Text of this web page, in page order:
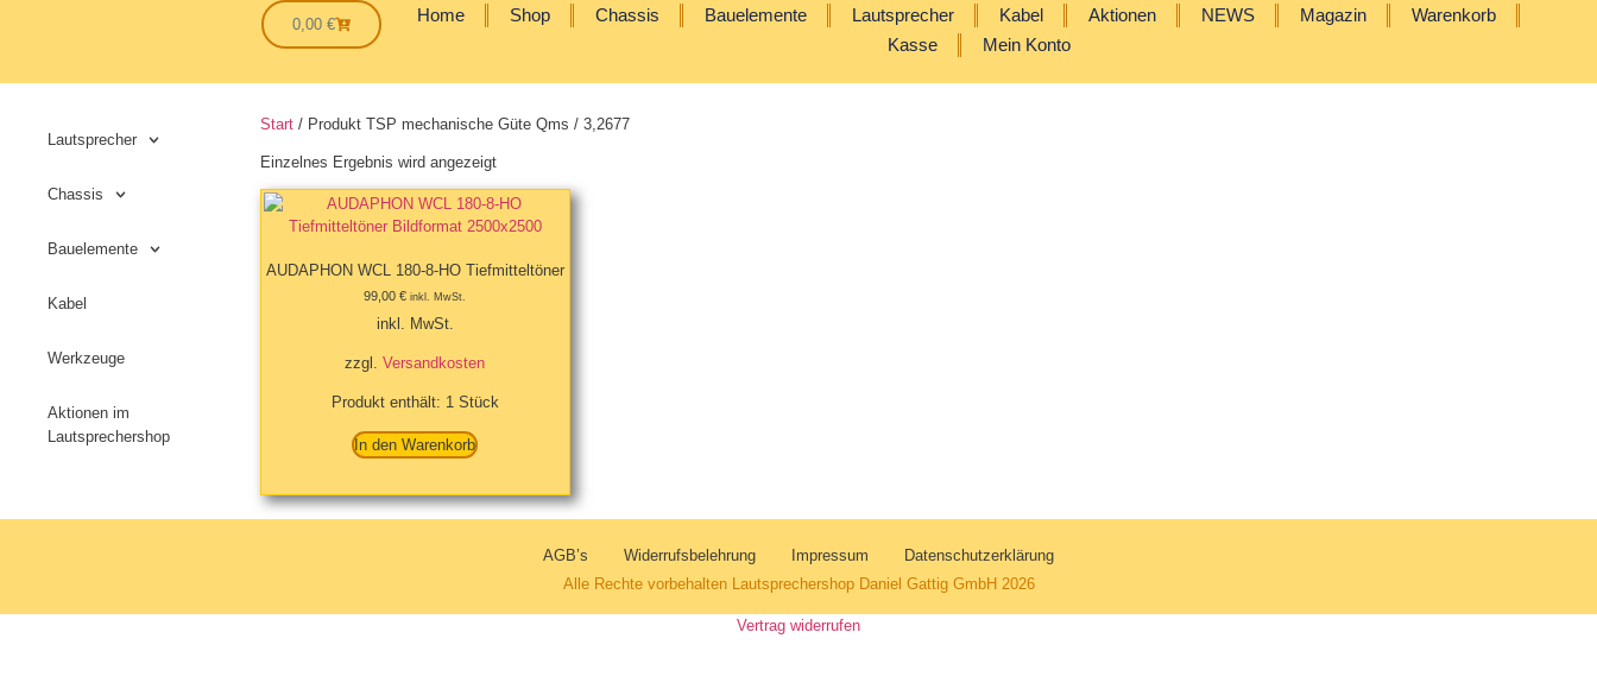
0,00€ Home Shop Chassis Bauelemente Lautsprecher Kabel Aktionen NEWS Magazin
Warenkorb
Kasse
Mein Konto
Lautsprecher
Chassis
Bauelemente
Kabel
Werkzeuge
Aktionen im
Lautsprechershop
Start/ Produkt TSP mechanische Güte Qms / 3,2677
Einzelnes Ergebnis wird angezeigt
AUDAPHON WCL 180-8-HO Tiefmitteltöner
99,00€ inkl. MwSt.
inkl. MwSt.
zzgl.Versandkosten
Produkt enthält: 1 Stück
In den Warenkorb
AGB’s Widerrufsbelehrung Impressum
Datenschutzerklärung
Alle Rechte vorbehalten Lautsprechershop Daniel Gattig GmbH 2026
Vertrag widerrufen